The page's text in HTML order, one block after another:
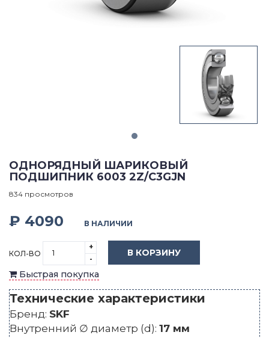
ОДНОРЯДНЫЙ ШАРИКОВЫЙ
ПОДШИПНИК 6003 2Z/C3GJN
834 просмотров
₽ 4090 В НАЛИЧИИ
КОЛ-ВО
+
-
В КОРЗИНУ
Быстрая покупка
Технические характеристики
Бренд: SKF
Внутренний ∅ диаметр (d): 17 мм